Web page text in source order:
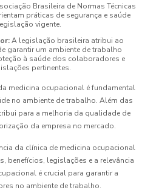
Brasileira de Normas Técnicas
práticas de segurança e saúde
vigente.
A legislação brasileira atribui ao
garantir um ambiente de trabalho
à saúde dos colaboradores e
pertinentes.
medicina ocupacional é fundamental
no ambiente de trabalho. Além das
para a melhoria da qualidade de
da empresa no mercado.
da clínica de medicina ocupacional
benefícios, legislações e a relevância
é crucial para garantir a
no ambiente de trabalho.